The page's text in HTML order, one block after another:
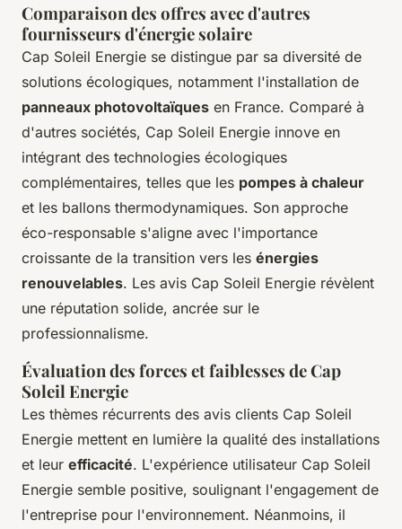
Comparaison des offres avec d'autres
fournisseurs d'énergie solaire
Cap Soleil Energie se distingue par sa diversité de
solutions écologiques, notamment l'installation de
panneaux photovoltaïques en France. Comparé à
d'autres sociétés, Cap Soleil Energie innove en
intégrant des technologies écologiques
complémentaires, telles que les pompes à chaleur
et les ballons thermodynamiques. Son approche
éco-responsable s'aligne avec l'importance
croissante de la transition vers les énergies
renouvelables. Les avis Cap Soleil Energie révèlent
une réputation solide, ancrée sur le
professionnalisme.
Évaluation des forces et faiblesses de Cap
Soleil Energie
Les thèmes récurrents des avis clients Cap Soleil
Energie mettent en lumière la qualité des installations
et leur efficacité. L'expérience utilisateur Cap Soleil
Energie semble positive, soulignant l'engagement de
l'entreprise pour l'environnement. Néanmoins, il